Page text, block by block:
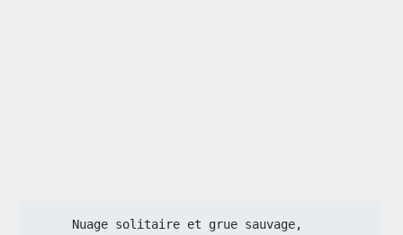
    Nuage solitaire et grue sauvage,